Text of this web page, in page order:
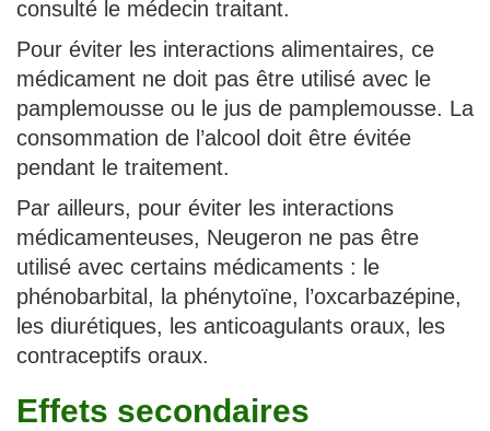
consulté le médecin traitant.
Pour éviter les interactions alimentaires, ce
médicament ne doit pas être utilisé avec le
pamplemousse ou le jus de pamplemousse. La
consommation de l’alcool doit être évitée
pendant le traitement.
Par ailleurs, pour éviter les interactions
médicamenteuses, Neugeron ne pas être
utilisé avec certains médicaments : le
phénobarbital, la phénytoïne, l’oxcarbazépine,
les diurétiques, les anticoagulants oraux, les
contraceptifs oraux.
Effets secondaires